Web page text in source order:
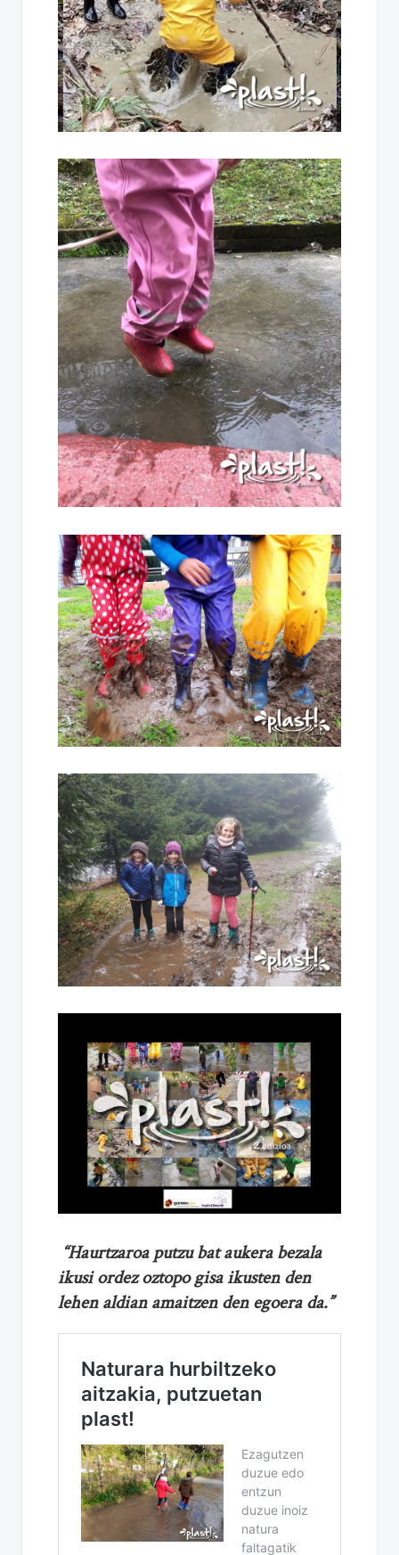
“Haurtzaroa putzu bat aukera bezala
ikusi ordez oztopo gisa ikusten den
lehen aldian amaitzen den egoera da.”